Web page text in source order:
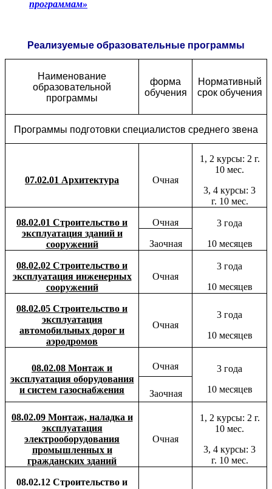
программам»
Реализуемые образовательные программы
Наименование
образовательной
программы
форма
обучения
Нормативный
срок обучения
Программы подготовки специалистов среднего звена
07.02.01 Архитектура Очная
1, 2 курсы: 2 г.
10 мес.
3, 4 курсы: 3
г. 10 мес.
08.02.01 Строительство и
эксплуатация зданий и
сооружений
Очная
3 года
10 месяцев
Заочная
08.02.02 Строительство и
эксплуатация инженерных
сооружений
Очная
3 года
10 месяцев
08.02.05 Строительство и
эксплуатация
автомобильных дорог и
аэродромов
Очная
3 года
10 месяцев
08.02.08 Монтаж и
эксплуатация оборудования
и систем газоснабжения
Очная
3 года
10 месяцев
Заочная
08.02.09 Монтаж, наладка и
эксплуатация
электрооборудования
промышленных и
гражданских зданий
Очная
1, 2 курсы: 2 г.
10 мес.
3, 4 курсы: 3
г. 10 мес.
08.02.12 Строительство и